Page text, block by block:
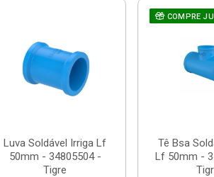
Luva Soldável Irriga Lf
50mm - 34805504 -
Tigre
COMPRE
Tê Bsa
Lf 50mm -